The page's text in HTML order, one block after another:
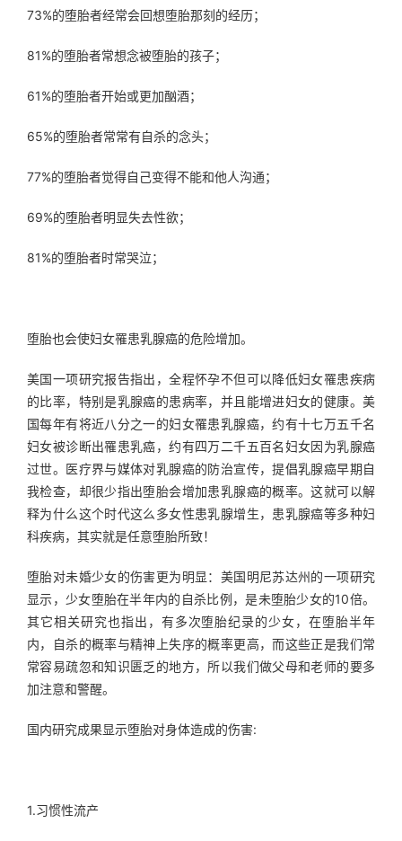
73%的堕胎者经常会回想堕胎那刻的经历；
81%的堕胎者常想念被堕胎的孩子；
61%的堕胎者开始或更加酗酒；
65%的堕胎者常常有自杀的念头；
77%的堕胎者觉得自己变得不能和他人沟通；
69%的堕胎者明显失去性欲；
81%的堕胎者时常哭泣；
堕胎也会使妇女罹患乳腺癌的危险增加。
美国一项研究报告指出，全程怀孕不但可以降低妇女罹患疾病
的比率，特别是乳腺癌的患病率，并且能增进妇女的健康。美
国每年有将近八分之一的妇女罹患乳腺癌，约有十七万五千名
妇女被诊断出罹患乳癌，约有四万二千五百名妇女因为乳腺癌
过世。医疗界与媒体对乳腺癌的防治宣传，提倡乳腺癌早期自
我检查，却很少指出堕胎会增加患乳腺癌的概率。这就可以解
释为什么这个时代这么多女性患乳腺增生，患乳腺癌等多种妇
科疾病，其实就是任意堕胎所致！
堕胎对未婚少女的伤害更为明显：美国明尼苏达州的一项研究
显示，少女堕胎在半年内的自杀比例，是未堕胎少女的10倍。
其它相关研究也指出，有多次堕胎纪录的少女，在堕胎半年
内，自杀的概率与精神上失序的概率更高，而这些正是我们常
常容易疏忽和知识匮乏的地方，所以我们做父母和老师的要多
加注意和警醒。
国内研究成果显示堕胎对身体造成的伤害:
1.习惯性流产